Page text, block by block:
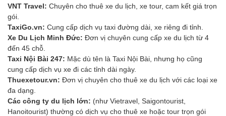
VNT Travel: Chuyên cho thuê xe du lịch, xe tour, cam kết giá trọn
gói.
TaxiGo.vn: Cung cấp dịch vụ taxi đường dài, xe riêng đi tỉnh.
Xe Du Lịch Minh Đức: Đơn vị chuyên cung cấp xe du lịch từ 4
đến 45 chỗ.
Taxi Nội Bài 247: Mặc dù tên là Taxi Nội Bài, nhưng họ cũng
cung cấp dịch vụ xe đi các tỉnh dài ngày.
Thuexetour.vn: Đơn vị chuyên cho thuê xe du lịch với các loại xe
đa dạng.
Các công ty du lịch lớn: (như Vietravel, Saigontourist,
Hanoitourist) thường có dịch vụ cho thuê xe hoặc tour trọn gói